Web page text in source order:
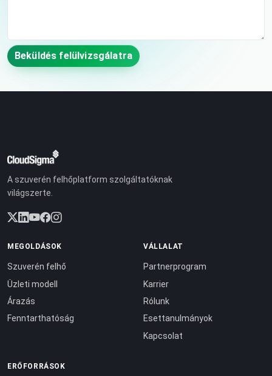
Beküldés felülvizsgálatra
A szuverén felhőplatform szolgáltatóknak
világszerte.
MEGOLDÁSOK
Szuverén felhő
Üzleti modell
Árazás
Fenntarthatóság
VÁLLALAT
Partnerprogram
Karrier
Rólunk
Esettanulmányok
Kapcsolat
ERŐFORRÁSOK